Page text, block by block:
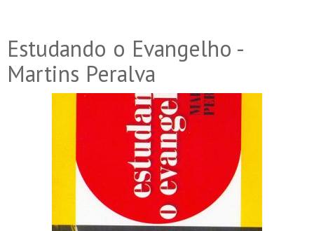
Estudando o Evangelho -
Martins Peralva